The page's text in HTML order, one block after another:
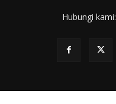
Hubungi kami: